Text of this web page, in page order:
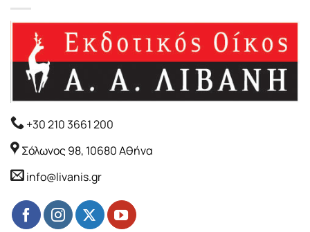
+30 210 3661 200
Σόλωνος 98, 10680 Αθήνα
info@livanis.gr